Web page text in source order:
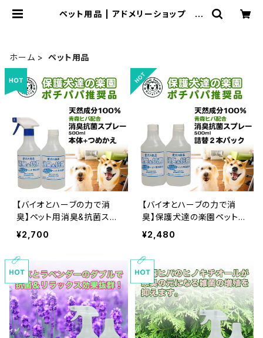
ペット用品 | アドメリーショップ ぶ
ホーム ペット用品
【バイオとハーブの力で消
臭】ペット用消臭&抗菌スプ
レー本体と詰替えセット
青森ヒバ配合 食品基準成
分１００％で安心安全
¥2,700
【バイオとハーブの力で消
臭】保護犬達の楽園ペット
用消臭&抗菌スプレー詰め
替え500ｍｌ2本セット 青
森ヒバ配合 食品基準成分
¥2,480